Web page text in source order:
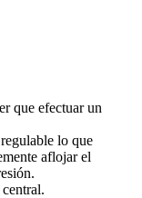
que efectuar un
lo que
aflojar el